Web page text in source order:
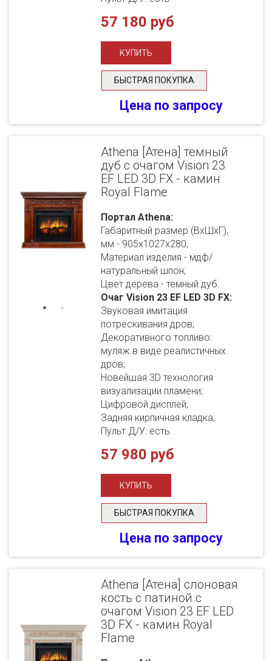
57 180 руб
БЫСТРАЯ ПОКУПКА
Цена по запросу
Athena [Атена] темный
дуб с очагом Vision 23
EF LED 3D FX - камин
Royal Flame
Портал Athena:
Габаритный размер (ВхШхГ),
мм - 905х1027х280;
Материал изделия - мдф/
натуральный шпон;
Цвет дерева - темный дуб.
Очаг Vision 23 EF LED 3D FX:
Звуковая имитация
потрескивания дров;
Декоративного топливо:
муляж в виде реалистичных
дров;
Новейшая 3D технология
визуализации пламени;
Цифровой дисплей;
Задняя кирпичная кладка;
Пульт Д/У: есть.
57 980 руб
БЫСТРАЯ ПОКУПКА
Цена по запросу
Athena [Атена] слоновая
кость с патиной с
очагом Vision 23 EF LED
3D FX - камин Royal
Flame